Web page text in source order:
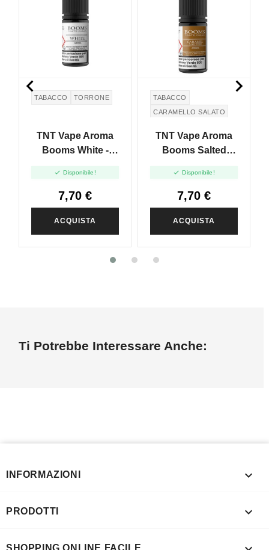
TABACCO TORRONE
TNT Vape Aroma
Booms White -
 Disponibile!
7,70 €
ACQUISTA
TABACCO
CARAMELLO SALATO
TNT Vape Aroma
Booms Salted
 Disponibile!
7,70 €
ACQUISTA
 
Ti Potrebbe Interessare Anche:
INFORMAZIONI 
PRODOTTI 
SHOPPING ONLINE FACILE